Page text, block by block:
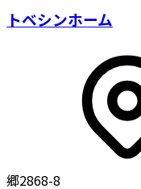
トベシンホーム
郷2868-8